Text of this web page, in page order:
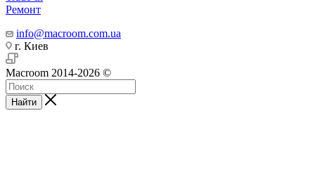
Ремонт
info@macroom.com.ua
г. Киев
Macroom 2014-2026 ©
Найти